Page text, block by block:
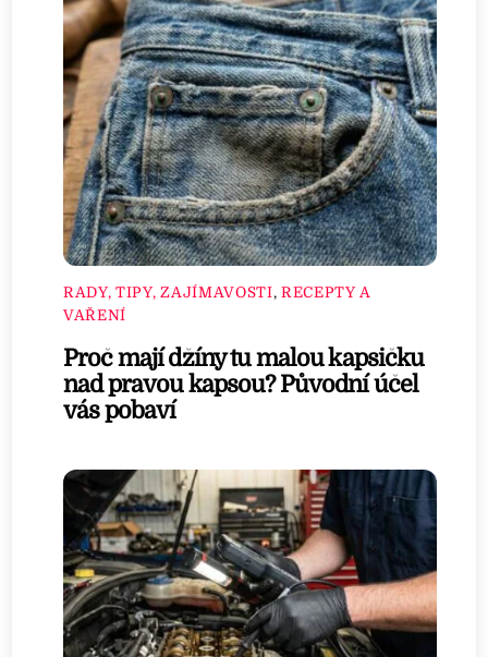
RADY, TIPY, ZAJÍMAVOSTI, RECEPTY A
VAŘENÍ
Proč mají džíny tu malou kapsičku
nad pravou kapsou? Původní účel
vás pobaví